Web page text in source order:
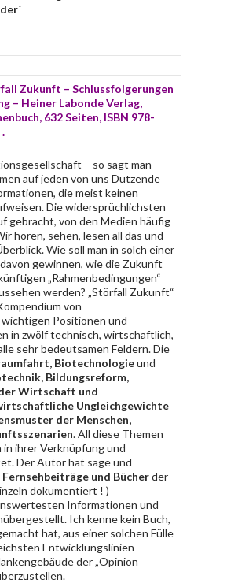
Zukunft – Schlussfolgerungen
– Heiner Labonde Verlag,
632 Seiten, ISBN 978-
– so sagt man
auf jeden von uns Dutzende
die meist keinen
Die widersprüchlichsten
gebracht, von den Medien häufig
hören, sehen, lesen all das und
Wie soll man in solch einer
gewinnen, wie die Zukunft
„Rahmenbedingungen“
werden? „Störfall Zukunft“
von
Positionen und
in zwölf technisch, wirtschaftlich,
sehr bedeutsamen Feldern. Die
Biotechnologieund
Bildungsreform,
Wirtschaft und
Ungleichgewichte
der Menschen,
. All diese Themen
ihrer Verknüpfung und
Der Autor hat sage und
und Bücherder
dokumentiert ! )
Informationen und
Ich kenne kein Buch,
hat, aus einer solchen Fülle
Entwicklungslinien
der „Opinion